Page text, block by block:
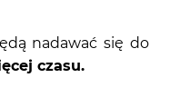
nadawać się do
czasu.